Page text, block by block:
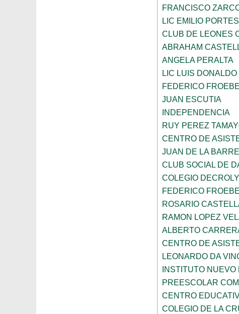
FRANCISCO
LIC EMILIO
CLUB DE LEONES
ABRAHAM
ANGELA PERALTA
LIC LUIS
FEDERICO
JUAN ESCUTIA
INDEPENDENCIA
RUY PEREZ
CENTRO DE
JUAN DE LA
CLUB SOCIAL DE
COLEGIO DECROLY
FEDERICO
ROSARIO
RAMON LOPEZ
ALBERTO
CENTRO DE
LEONARDO DA
INSTITUTO
PREESCOLAR
CENTRO
COLEGIO DE LA